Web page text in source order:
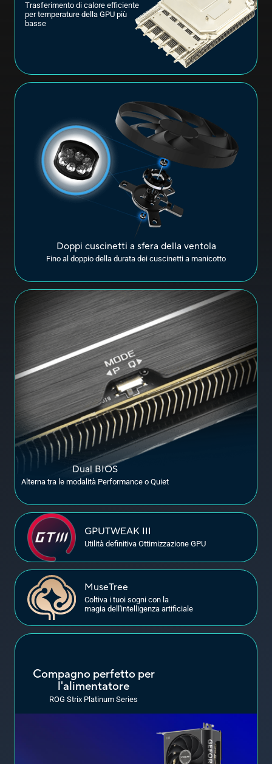
Trasferimento di calore efficiente
per temperature della GPU più
basse
Doppi cuscinetti a sfera della ventola
Fino al doppio della durata dei cuscinetti a manicotto
Dual BIOS
Alterna tra le modalità Performance o Quiet
GPUTWEAK III
Utilità definitiva Ottimizzazione GPU
MuseTree
Coltiva i tuoi sogni con la
magia dell'intelligenza artificiale
Compagno perfetto per
l'alimentatore
ROG Strix Platinum Series